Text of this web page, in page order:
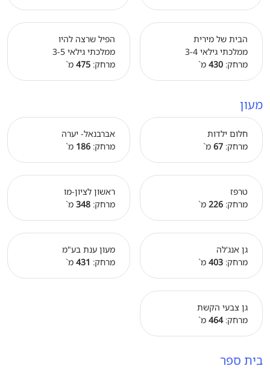
הבית של מירית
ממלכתי גילאי 3-4
מרחק: 430 מ`
הפיל שרצה להיו
ממלכתי גילאי 3-5
מרחק: 475 מ`
מעון
חלום ילדות
מרחק: 67 מ`
אברבנאל- יערה
מרחק: 186 מ`
טרפז
מרחק: 226 מ`
ראשון לציון-מו
מרחק: 348 מ`
גן אנג'לה
מרחק: 403 מ`
מעון ענת בע"מ
מרחק: 431 מ`
גן צבעי הקשת
מרחק:464 מ`
בית ספר